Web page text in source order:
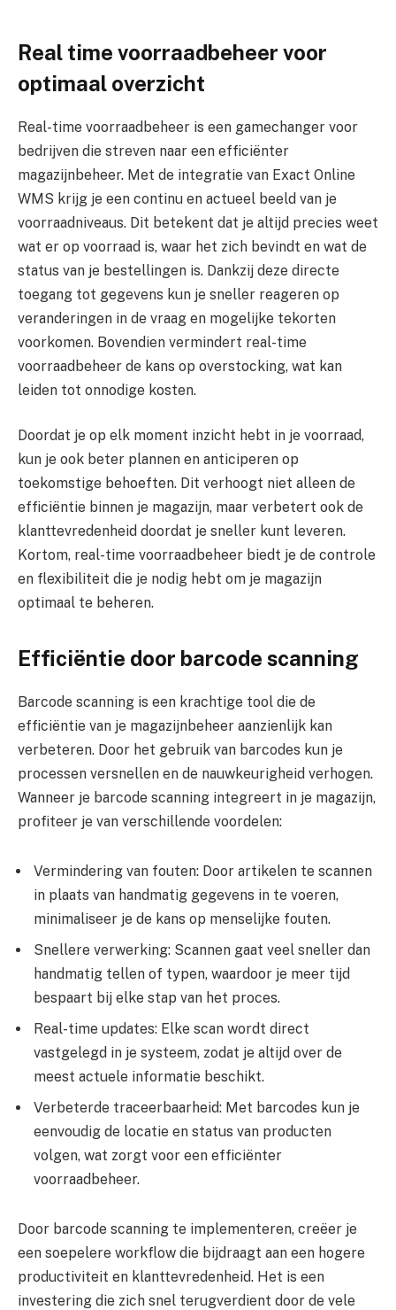
Real time voorraadbeheer voor
optimaal overzicht
Real-time voorraadbeheer is een gamechanger voor
bedrijven die streven naar een efficiënter
magazijnbeheer. Met de integratie van Exact Online
WMS krijg je een continu en actueel beeld van je
voorraadniveaus. Dit betekent dat je altijd precies weet
wat er op voorraad is, waar het zich bevindt en wat de
status van je bestellingen is. Dankzij deze directe
toegang tot gegevens kun je sneller reageren op
veranderingen in de vraag en mogelijke tekorten
voorkomen. Bovendien vermindert real-time
voorraadbeheer de kans op overstocking, wat kan
leiden tot onnodige kosten.
Doordat je op elk moment inzicht hebt in je voorraad,
kun je ook beter plannen en anticiperen op
toekomstige behoeften. Dit verhoogt niet alleen de
efficiëntie binnen je magazijn, maar verbetert ook de
klanttevredenheid doordat je sneller kunt leveren.
Kortom, real-time voorraadbeheer biedt je de controle
en flexibiliteit die je nodig hebt om je magazijn
optimaal te beheren.
Efficiëntie door barcode scanning
Barcode scanning is een krachtige tool die de
efficiëntie van je magazijnbeheer aanzienlijk kan
verbeteren. Door het gebruik van barcodes kun je
processen versnellen en de nauwkeurigheid verhogen.
Wanneer je barcode scanning integreert in je magazijn,
profiteer je van verschillende voordelen:
Vermindering van fouten: Door artikelen te scannen
in plaats van handmatig gegevens in te voeren,
minimaliseer je de kans op menselijke fouten.
Snellere verwerking: Scannen gaat veel sneller dan
handmatig tellen of typen, waardoor je meer tijd
bespaart bij elke stap van het proces.
Real-time updates: Elke scan wordt direct
vastgelegd in je systeem, zodat je altijd over de
meest actuele informatie beschikt.
Verbeterde traceerbaarheid: Met barcodes kun je
eenvoudig de locatie en status van producten
volgen, wat zorgt voor een efficiënter
voorraadbeheer.
Door barcode scanning te implementeren, creëer je
een soepelere workflow die bijdraagt aan een hogere
productiviteit en klanttevredenheid. Het is een
investering die zich snel terugverdient door de vele